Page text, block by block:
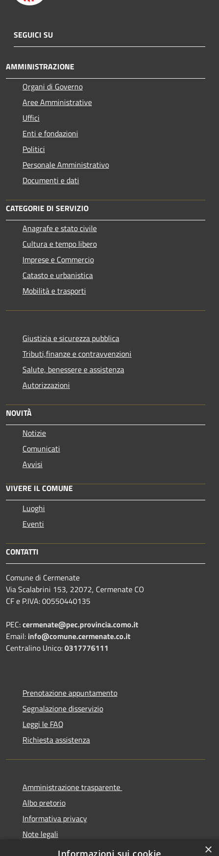
SEGUICI SU
AMMINISTRAZIONE
Organi di Governo
Aree Amministrative
Uffici
Enti e fondazioni
Politici
Personale Amministrativo
Documenti e dati
CATEGORIE DI SERVIZIO
Anagrafe e stato civile
Cultura e tempo libero
Imprese e Commercio
Catasto e urbanistica
Mobilità e trasporti
Giustizia e sicurezza pubblica
Tributi,finanze e contravvenzioni
Salute, benessere e assistenza
Autorizzazioni
NOVITÀ
Notizie
Comunicati
Avvisi
VIVERE IL COMUNE
Luoghi
Eventi
CONTATTI
Comune di Cermenate
Via Scalabrini 153, 22072, Cermenate CO
CF e P.IVA: 00550440135
PEC:cermenate@pec.provincia.como.it
Email: info@comune.cermenate.co.it
Centralino Unico:0317776111
Prenotazione appuntamento
Segnalazione disservizio
Leggi le FAQ
Richiesta assistenza
Amministrazione trasparente
Albo pretorio
Informativa privacy
Note legali
Dichiarazione di accessibilità
×
Informazioni sui cookie